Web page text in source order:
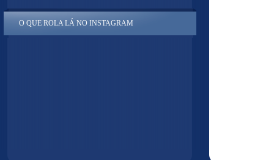
O QUE ROLA LÁ NO INSTAGRAM